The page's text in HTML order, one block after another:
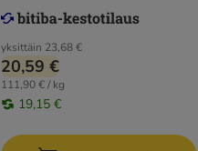
yksittäin 23,68 €
20,59 €
111,90 € / kg
19,15 €